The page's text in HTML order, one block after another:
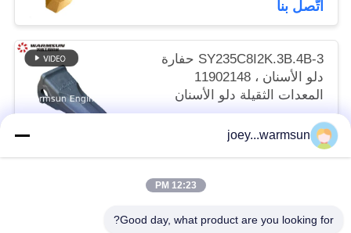
اتّصل بنا
SY235C8I2K.3B.4B-3 حفارة
دلو الأسنان ، 11902148
المعدات الثقيلة دلو الأسنان
قابل للتفاوض MOQ:1 قطعة
اتّصل بنا
joey...warmsun
12:23 PM
Good day, what product are you looking for?